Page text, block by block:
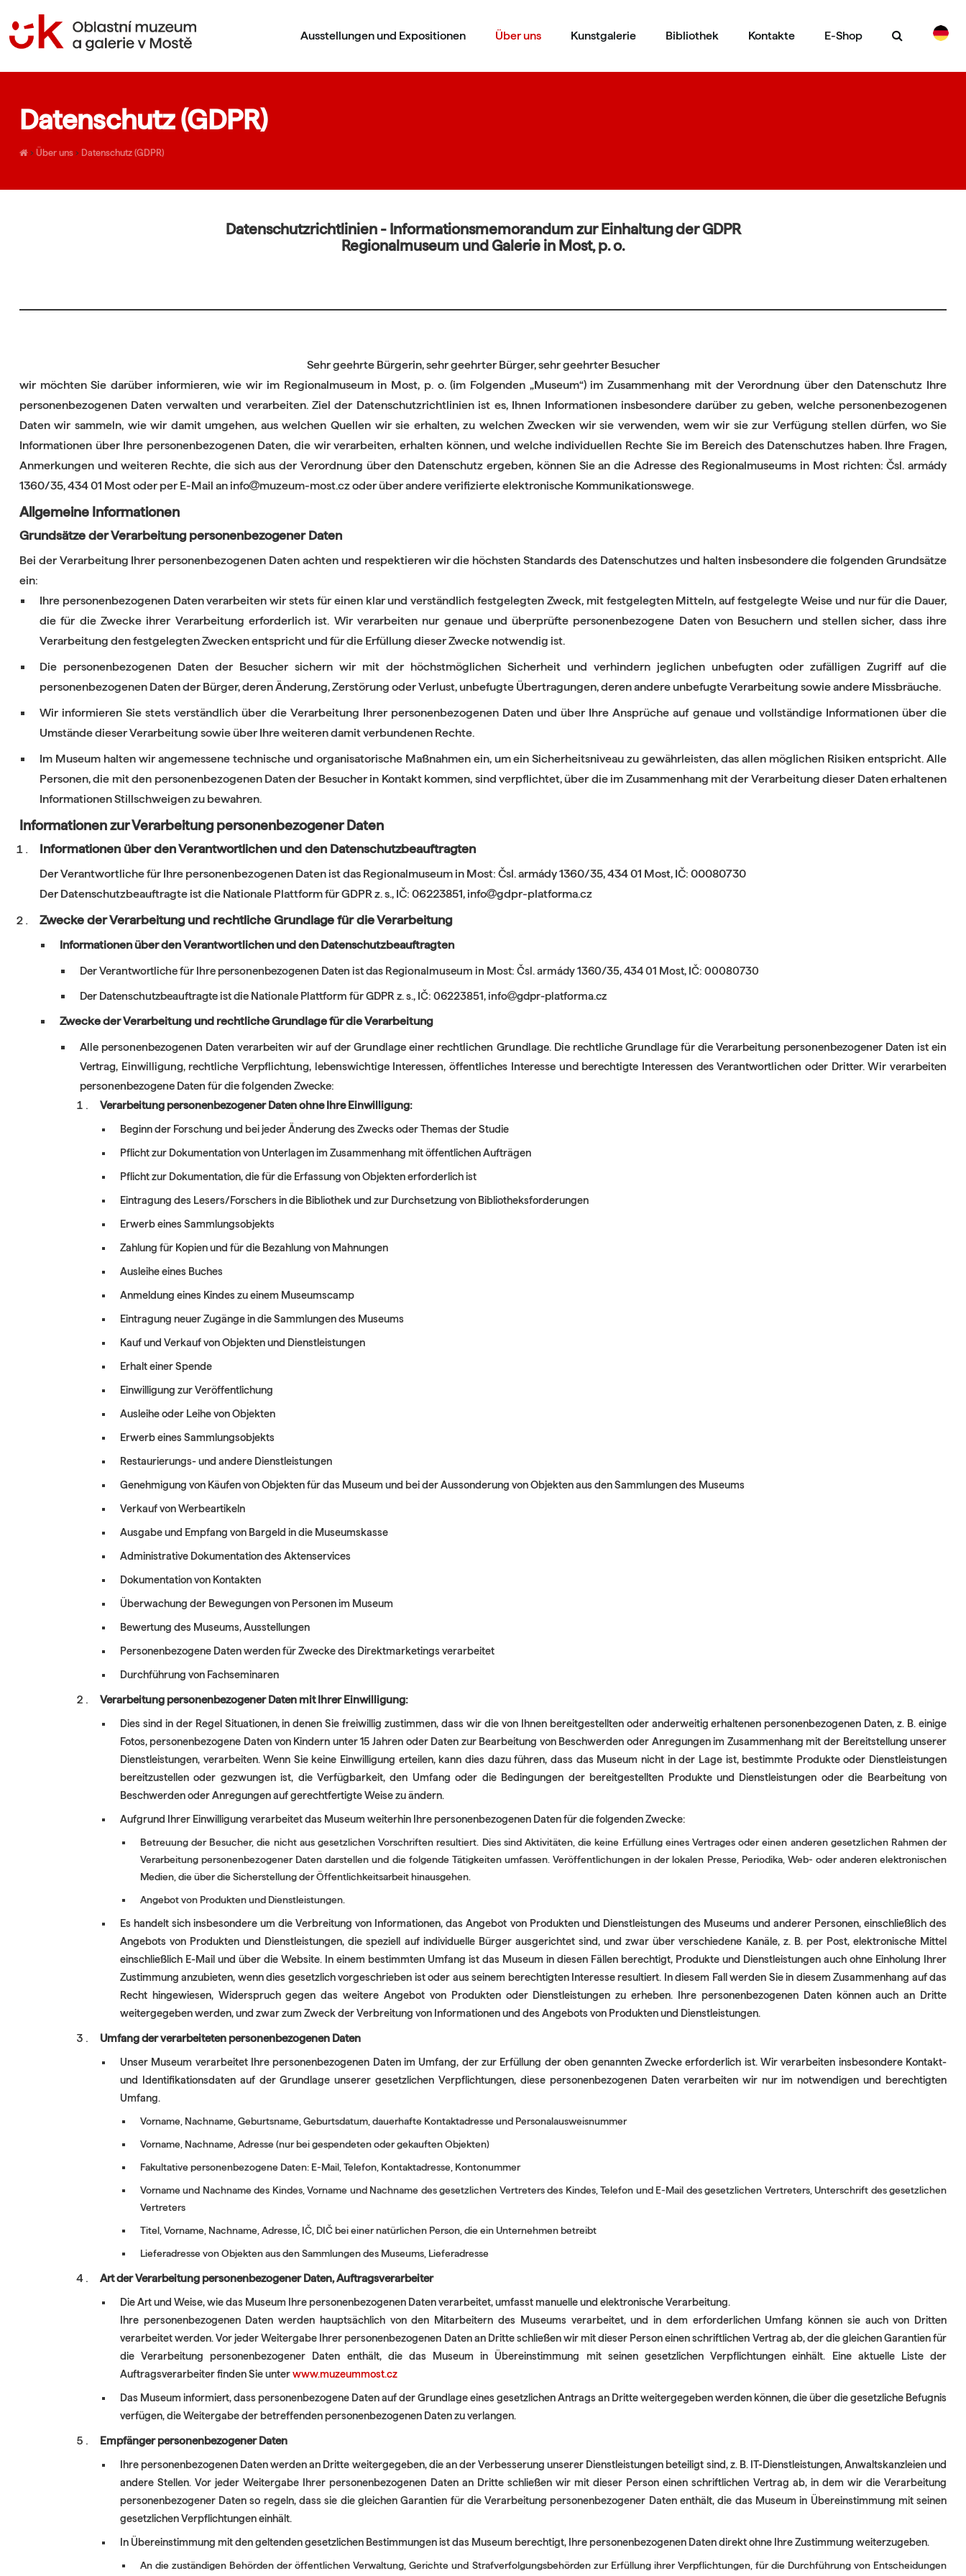
EN
Ausstellungen und Expositionen Über uns Kunstgalerie Bibliothek Kontakte E-Shop
Datenschutz (GDPR)
› Über uns› Datenschutz (GDPR)
Datenschutzrichtlinien - Informationsmemorandum zur Einhaltung der GDPR
Regionalmuseum und Galerie in Most, p. o.
Sehr geehrte Bürgerin, sehr geehrter Bürger, sehr geehrter Besucher
wir möchten Sie darüber informieren, wie wir im Regionalmuseum in Most, p. o. (im Folgenden „Museum“) im Zusammenhang mit der Verordnung über den Datenschutz Ihre
personenbezogenen Daten verwalten und verarbeiten. Ziel der Datenschutzrichtlinien ist es, Ihnen Informationen insbesondere darüber zu geben, welche personenbezogenen
Daten wir sammeln, wie wir damit umgehen, aus welchen Quellen wir sie erhalten, zu welchen Zwecken wir sie verwenden, wem wir sie zur Verfügung stellen dürfen, wo Sie
Informationen über Ihre personenbezogenen Daten, die wir verarbeiten, erhalten können, und welche individuellen Rechte Sie im Bereich des Datenschutzes haben. Ihre Fragen,
Anmerkungen und weiteren Rechte, die sich aus der Verordnung über den Datenschutz ergeben, können Sie an die Adresse des Regionalmuseums in Most richten: Čsl. armády
1360/35, 434 01 Most oder per E-Mail an info
muzeum-most.cz oder über andere verifizierte elektronische Kommunikationswege.
Allgemeine Informationen
Grundsätze der Verarbeitung personenbezogener Daten
Bei der Verarbeitung Ihrer personenbezogenen Daten achten und respektieren wir die höchsten Standards des Datenschutzes und halten insbesondere die folgenden Grundsätze
ein:
Ihre personenbezogenen Daten verarbeiten wir stets für einen klar und verständlich festgelegten Zweck, mit festgelegten Mitteln, auf festgelegte Weise und nur für die Dauer,
die für die Zwecke ihrer Verarbeitung erforderlich ist. Wir verarbeiten nur genaue und überprüfte personenbezogene Daten von Besuchern und stellen sicher, dass ihre
Verarbeitung den festgelegten Zwecken entspricht und für die Erfüllung dieser Zwecke notwendig ist.
Die personenbezogenen Daten der Besucher sichern wir mit der höchstmöglichen Sicherheit und verhindern jeglichen unbefugten oder zufälligen Zugriff auf die
personenbezogenen Daten der Bürger, deren Änderung, Zerstörung oder Verlust, unbefugte Übertragungen, deren andere unbefugte Verarbeitung sowie andere Missbräuche.
Wir informieren Sie stets verständlich über die Verarbeitung Ihrer personenbezogenen Daten und über Ihre Ansprüche auf genaue und vollständige Informationen über die
Umstände dieser Verarbeitung sowie über Ihre weiteren damit verbundenen Rechte.
Im Museum halten wir angemessene technische und organisatorische Maßnahmen ein, um ein Sicherheitsniveau zu gewährleisten, das allen möglichen Risiken entspricht. Alle
Personen, die mit den personenbezogenen Daten der Besucher in Kontakt kommen, sind verpflichtet, über die im Zusammenhang mit der Verarbeitung dieser Daten erhaltenen
Informationen Stillschweigen zu bewahren.
Informationen zur Verarbeitung personenbezogener Daten
Informationen über den Verantwortlichen und den Datenschutzbeauftragten
Der Verantwortliche für Ihre personenbezogenen Daten ist das Regionalmuseum in Most: Čsl. armády 1360/35, 434 01 Most, IČ: 00080730
Der Datenschutzbeauftragte ist die Nationale Plattform für GDPR z. s., IČ: 06223851, info
gdpr-platforma.cz
Zwecke der Verarbeitung und rechtliche Grundlage für die Verarbeitung
Informationen über den Verantwortlichen und den Datenschutzbeauftragten
Der Verantwortliche für Ihre personenbezogenen Daten ist das Regionalmuseum in Most: Čsl. armády 1360/35, 434 01 Most, IČ: 00080730
Der Datenschutzbeauftragte ist die Nationale Plattform für GDPR z. s., IČ: 06223851, info gdpr-platforma.cz
Zwecke der Verarbeitung und rechtliche Grundlage für die Verarbeitung
Alle personenbezogenen Daten verarbeiten wir auf der Grundlage einer rechtlichen Grundlage. Die rechtliche Grundlage für die Verarbeitung personenbezogener Daten ist ein
Vertrag, Einwilligung, rechtliche Verpflichtung, lebenswichtige Interessen, öffentliches Interesse und berechtigte Interessen des Verantwortlichen oder Dritter. Wir verarbeiten
personenbezogene Daten für die folgenden Zwecke:
Verarbeitung personenbezogener Daten ohne Ihre Einwilligung:
Beginn der Forschung und bei jeder Änderung des Zwecks oder Themas der Studie
Pflicht zur Dokumentation von Unterlagen im Zusammenhang mit öffentlichen Aufträgen
Pflicht zur Dokumentation, die für die Erfassung von Objekten erforderlich ist
Eintragung des Lesers/Forschers in die Bibliothek und zur Durchsetzung von Bibliotheksforderungen
Erwerb eines Sammlungsobjekts
Zahlung für Kopien und für die Bezahlung von Mahnungen
Ausleihe eines Buches
Anmeldung eines Kindes zu einem Museumscamp
Eintragung neuer Zugänge in die Sammlungen des Museums
Kauf und Verkauf von Objekten und Dienstleistungen
Erhalt einer Spende
Einwilligung zur Veröffentlichung
Ausleihe oder Leihe von Objekten
Erwerb eines Sammlungsobjekts
Restaurierungs- und andere Dienstleistungen
Genehmigung von Käufen von Objekten für das Museum und bei der Aussonderung von Objekten aus den Sammlungen des Museums
Verkauf von Werbeartikeln
Ausgabe und Empfang von Bargeld in die Museumskasse
Administrative Dokumentation des Aktenservices
Dokumentation von Kontakten
Überwachung der Bewegungen von Personen im Museum
Bewertung des Museums, Ausstellungen
Personenbezogene Daten werden für Zwecke des Direktmarketings verarbeitet
Durchführung von Fachseminaren
Verarbeitung personenbezogener Daten mit Ihrer Einwilligung:
Dies sind in der Regel Situationen, in denen Sie freiwillig zustimmen, dass wir die von Ihnen bereitgestellten oder anderweitig erhaltenen personenbezogenen Daten, z. B. einige
Fotos, personenbezogene Daten von Kindern unter 15 Jahren oder Daten zur Bearbeitung von Beschwerden oder Anregungen im Zusammenhang mit der Bereitstellung unserer
Dienstleistungen, verarbeiten. Wenn Sie keine Einwilligung erteilen, kann dies dazu führen, dass das Museum nicht in der Lage ist, bestimmte Produkte oder Dienstleistungen
bereitzustellen oder gezwungen ist, die Verfügbarkeit, den Umfang oder die Bedingungen der bereitgestellten Produkte und Dienstleistungen oder die Bearbeitung von
Beschwerden oder Anregungen auf gerechtfertigte Weise zu ändern.
Aufgrund Ihrer Einwilligung verarbeitet das Museum weiterhin Ihre personenbezogenen Daten für die folgenden Zwecke:
Betreuung der Besucher, die nicht aus gesetzlichen Vorschriften resultiert. Dies sind Aktivitäten, die keine Erfüllung eines Vertrages oder einen anderen gesetzlichen Rahmen der
Verarbeitung personenbezogener Daten darstellen und die folgende Tätigkeiten umfassen. Veröffentlichungen in der lokalen Presse, Periodika, Web- oder anderen elektronischen
Medien, die über die Sicherstellung der Öffentlichkeitsarbeit hinausgehen.
Angebot von Produkten und Dienstleistungen.
Es handelt sich insbesondere um die Verbreitung von Informationen, das Angebot von Produkten und Dienstleistungen des Museums und anderer Personen, einschließlich des
Angebots von Produkten und Dienstleistungen, die speziell auf individuelle Bürger ausgerichtet sind, und zwar über verschiedene Kanäle, z. B. per Post, elektronische Mittel
einschließlich E-Mail und über die Website. In einem bestimmten Umfang ist das Museum in diesen Fällen berechtigt, Produkte und Dienstleistungen auch ohne Einholung Ihrer
Zustimmung anzubieten, wenn dies gesetzlich vorgeschrieben ist oder aus seinem berechtigten Interesse resultiert. In diesem Fall werden Sie in diesem Zusammenhang auf das
Recht hingewiesen, Widerspruch gegen das weitere Angebot von Produkten oder Dienstleistungen zu erheben. Ihre personenbezogenen Daten können auch an Dritte
weitergegeben werden, und zwar zum Zweck der Verbreitung von Informationen und des Angebots von Produkten und Dienstleistungen.
Umfang der verarbeiteten personenbezogenen Daten
Unser Museum verarbeitet Ihre personenbezogenen Daten im Umfang, der zur Erfüllung der oben genannten Zwecke erforderlich ist. Wir verarbeiten insbesondere Kontakt-
und Identifikationsdaten auf der Grundlage unserer gesetzlichen Verpflichtungen, diese personenbezogenen Daten verarbeiten wir nur im notwendigen und berechtigten
Umfang.
Vorname, Nachname, Geburtsname, Geburtsdatum, dauerhafte Kontaktadresse und Personalausweisnummer
Vorname, Nachname, Adresse (nur bei gespendeten oder gekauften Objekten)
Fakultative personenbezogene Daten: E-Mail, Telefon, Kontaktadresse, Kontonummer
Vorname und Nachname des Kindes, Vorname und Nachname des gesetzlichen Vertreters des Kindes, Telefon und E-Mail des gesetzlichen Vertreters, Unterschrift des gesetzlichen
Vertreters
Titel, Vorname, Nachname, Adresse, IČ, DIČ bei einer natürlichen Person, die ein Unternehmen betreibt
Lieferadresse von Objekten aus den Sammlungen des Museums, Lieferadresse
Art der Verarbeitung personenbezogener Daten, Auftragsverarbeiter
Die Art und Weise, wie das Museum Ihre personenbezogenen Daten verarbeitet, umfasst manuelle und elektronische Verarbeitung.
Ihre personenbezogenen Daten werden hauptsächlich von den Mitarbeitern des Museums verarbeitet, und in dem erforderlichen Umfang können sie auch von Dritten
verarbeitet werden. Vor jeder Weitergabe Ihrer personenbezogenen Daten an Dritte schließen wir mit dieser Person einen schriftlichen Vertrag ab, der die gleichen Garantien für
die Verarbeitung personenbezogener Daten enthält, die das Museum in Übereinstimmung mit seinen gesetzlichen Verpflichtungen einhält. Eine aktuelle Liste der
Auftragsverarbeiter finden Sie unterwww.muzeummost.cz
Das Museum informiert, dass personenbezogene Daten auf der Grundlage eines gesetzlichen Antrags an Dritte weitergegeben werden können, die über die gesetzliche Befugnis
verfügen, die Weitergabe der betreffenden personenbezogenen Daten zu verlangen.
Empfänger personenbezogener Daten
​​​​​​​Ihre personenbezogenen Daten werden an Dritte weitergegeben, die an der Verbesserung unserer Dienstleistungen beteiligt sind, z. B. IT-Dienstleistungen, Anwaltskanzleien und
andere Stellen. Vor jeder Weitergabe Ihrer personenbezogenen Daten an Dritte schließen wir mit dieser Person einen schriftlichen Vertrag ab, in dem wir die Verarbeitung
personenbezogener Daten so regeln, dass sie die gleichen Garantien für die Verarbeitung personenbezogener Daten enthält, die das Museum in Übereinstimmung mit seinen
gesetzlichen Verpflichtungen einhält.
In Übereinstimmung mit den geltenden gesetzlichen Bestimmungen ist das Museum berechtigt, Ihre personenbezogenen Daten direkt ohne Ihre Zustimmung weiterzugeben.
An die zuständigen Behörden der öffentlichen Verwaltung, Gerichte und Strafverfolgungsbehörden zur Erfüllung ihrer Verpflichtungen, für die Durchführung von Entscheidungen